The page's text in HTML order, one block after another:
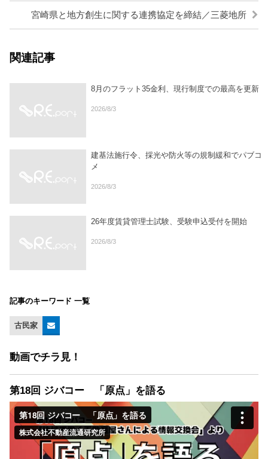
宮崎県と地方創生に関する連携協定を締結／三菱地所
関連記事
8月のフラット35金利、現行制度での最高を更新
2026/8/3
建基法施行令、採光や防火等の規制緩和でパブコ
メ
2026/8/3
26年度賃貸管理士試験、受験申込受付を開始
2026/8/3
記事のキーワード 一覧
古民家
動画でチラ見！
第18回 ジバコー 「原点」を語る